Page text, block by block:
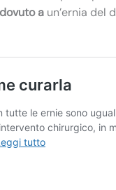
a un’ernia del